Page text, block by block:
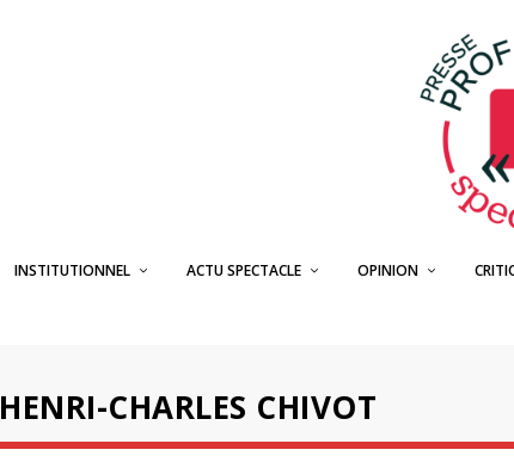
INSTITUTIONNEL ACTU SPECTACLE OPINION
HENRI-CHARLES CHIVOT